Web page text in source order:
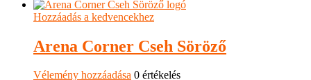
Hozzáadás a kedvencekhez
Arena Corner Cseh Söröző
Vélemény hozzáadása 0 értékelés